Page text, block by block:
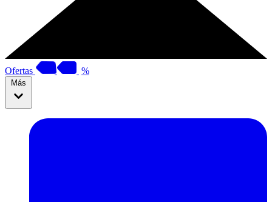
Ofertas %
Más